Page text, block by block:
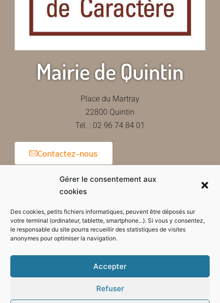
Gérer le consentement aux
cookies
Des cookies, petits fichiers informatiques, peuvent être déposés sur
votre terminal (ordinateur, tablette, smartphone...). Si vous y consentez,
le responsable du site pourra recueillir des statistiques de visites
anonymes pour optimiser la navigation.
Accepter
Refuser
Mairie de Quintin
Place du Martray
22800 Quintin
Tél. : 02 96 74 84 01
Contactez-nous
Horaires d'ouverture de la mairie